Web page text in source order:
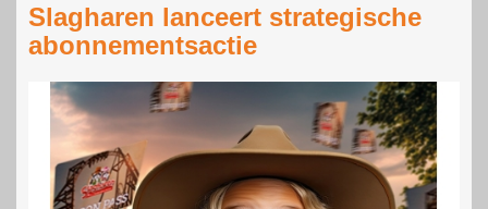
Slagharen lanceert strategische
abonnementsactie